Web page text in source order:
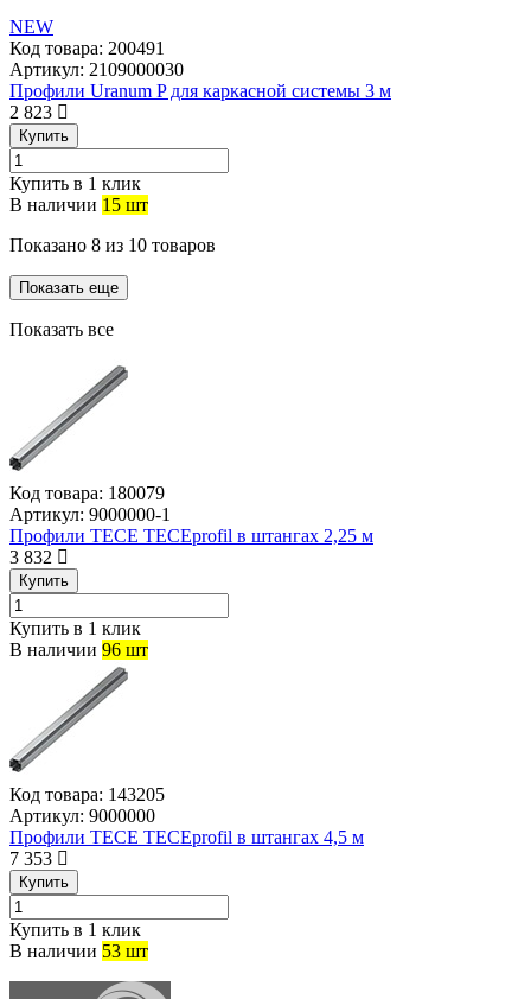
NEW
Код товара: 200491
Артикул: 2109000030
Профили Uranum P для каркасной системы 3 м
2 823
Купить
Купить в 1 клик
В наличии 15 шт
Показано 8 из 10 товаров
Показать еще
Показать все
Код товара: 180079
Артикул: 9000000-1
Профили TECE TECEprofil в штангах 2,25 м
3 832
Купить
Купить в 1 клик
В наличии 96 шт
Код товара: 143205
Артикул: 9000000
Профили TECE TECEprofil в штангах 4,5 м
7 353
Купить
Купить в 1 клик
В наличии 53 шт